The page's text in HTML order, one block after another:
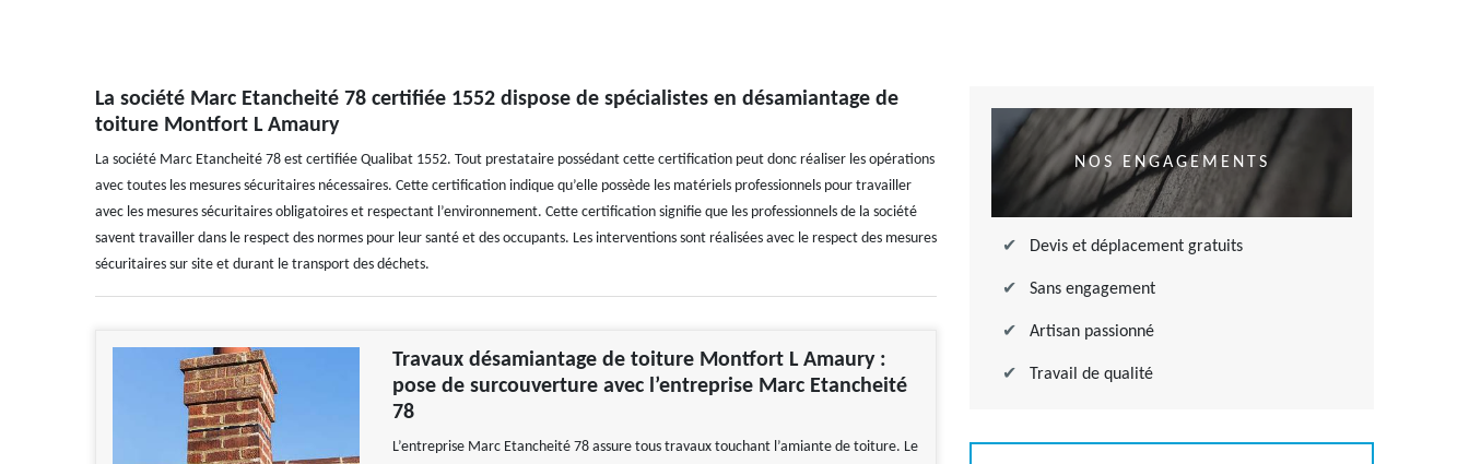
La société Marc Etancheité 78 certifiée 1552 dispose de spécialistes en désamiantage de
toiture Montfort L Amaury
La société Marc Etancheité 78 est certifiée Qualibat 1552. Tout prestataire possédant cette certification peut donc réaliser les opérations
avec toutes les mesures sécuritaires nécessaires. Cette certification indique qu’elle possède les matériels professionnels pour travailler
avec les mesures sécuritaires obligatoires et respectant l’environnement. Cette certification signifie que les professionnels de la société
savent travailler dans le respect des normes pour leur santé et des occupants. Les interventions sont réalisées avec le respect des mesures
sécuritaires sur site et durant le transport des déchets.
Travaux désamiantage de toiture Montfort L Amaury :
pose de surcouverture avec l’entreprise Marc Etancheité
78
L’entreprise Marc Etancheité 78 assure tous travaux touchant l’amiante de toiture. Le
NOS ENGAGEMENTS
Devis et déplacement gratuits
Sans engagement
Artisan passionné
Travail de qualité